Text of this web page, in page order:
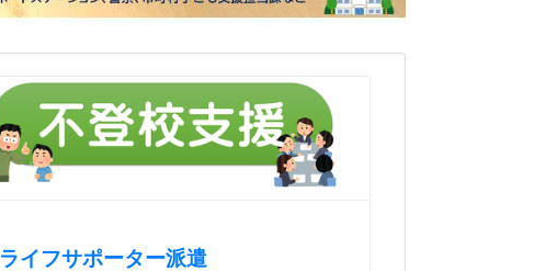
ライフサポーター派遣